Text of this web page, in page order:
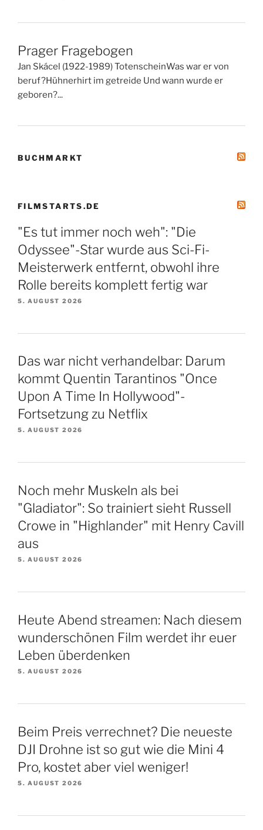
Prager Fragebogen
Jan Skácel (1922-1989) TotenscheinWas war er von
beruf?Hühnerhirt im getreide Und wann wurde er
geboren?...
BUCHMARKT
FILMSTARTS.DE
"Es tut immer noch weh": "Die
Odyssee"-Star wurde aus Sci-Fi-
Meisterwerk entfernt, obwohl ihre
Rolle bereits komplett fertig war
5. AUGUST 2026
Das war nicht verhandelbar: Darum
kommt Quentin Tarantinos "Once
Upon A Time In Hollywood"-
Fortsetzung zu Netflix
5. AUGUST 2026
Noch mehr Muskeln als bei
"Gladiator": So trainiert sieht Russell
Crowe in "Highlander" mit Henry Cavill
aus
5. AUGUST 2026
Heute Abend streamen: Nach diesem
wunderschönen Film werdet ihr euer
Leben überdenken
5. AUGUST 2026
Beim Preis verrechnet? Die neueste
DJI Drohne ist so gut wie die Mini 4
Pro, kostet aber viel weniger!
5. AUGUST 2026